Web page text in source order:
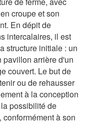
croupe et son
En dépit de
intercalaires, il est
structure initiale : un
pavillon arrière d'un
couvert. Le but de
ou de rehausser
à la conception
possibilité de
à son